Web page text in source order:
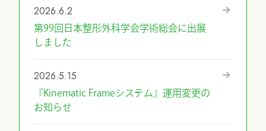
2026.6.2
第99回日本整形外科学会学術総会に出展
しました
2026.5.15
『Kinematic Frameシステム』運用変更の
お知らせ